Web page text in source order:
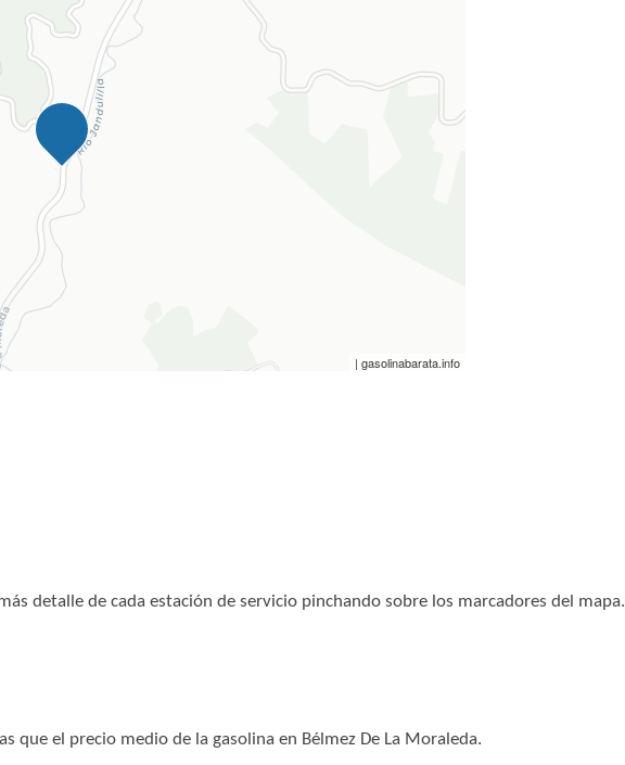
| gasolinabarata.info
detalle de cada estación de servicio pinchando sobre los marcadores del mapa.
que el precio medio de la gasolina en Bélmez De La Moraleda.